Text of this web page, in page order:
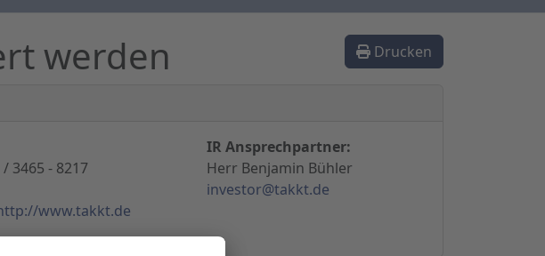
Drucken
werden
/ 3465 - 8217
www.takkt.de
IR Ansprechpartner:
Herr Benjamin Bühler
investor@takkt.de